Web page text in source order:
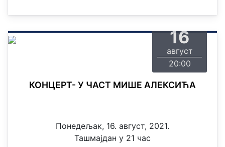
16
август
20:00
КОНЦЕРТ- У ЧАСТ МИШЕ АЛЕКСИЋА
Понедељак, 16. август, 2021.
Ташмајдан у 21 час